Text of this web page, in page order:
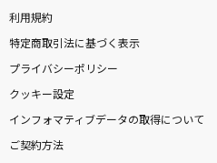
利用規約
特定商取引法に基づく表示
プライバシーポリシー
クッキー設定
インフォマティブデータの取得について
ご契約方法